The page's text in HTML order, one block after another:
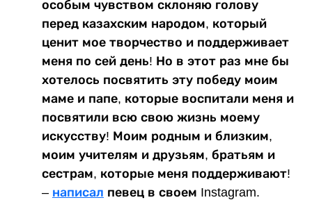
особым чувством склоняю голову
перед казахским народом, который
ценит мое творчество и поддерживает
меня по сей день! Но в этот раз мне бы
хотелось посвятить эту победу моим
маме и папе, которые воспитали меня и
посвятили всю свою жизнь моему
искусству! Моим родным и близким,
моим учителям и друзьям, братьям и
сестрам, которые меня поддерживают!
– написал певец в своем Instagram.